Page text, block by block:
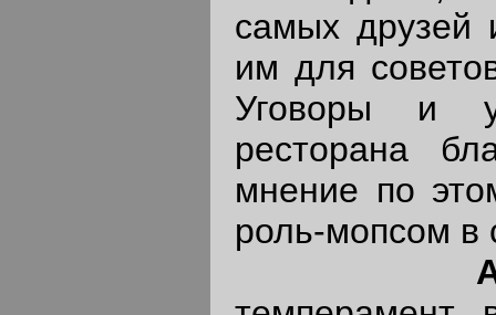
самых друзей
им для
Уговоры и
ресторана
мнение по
роль-мопсом в